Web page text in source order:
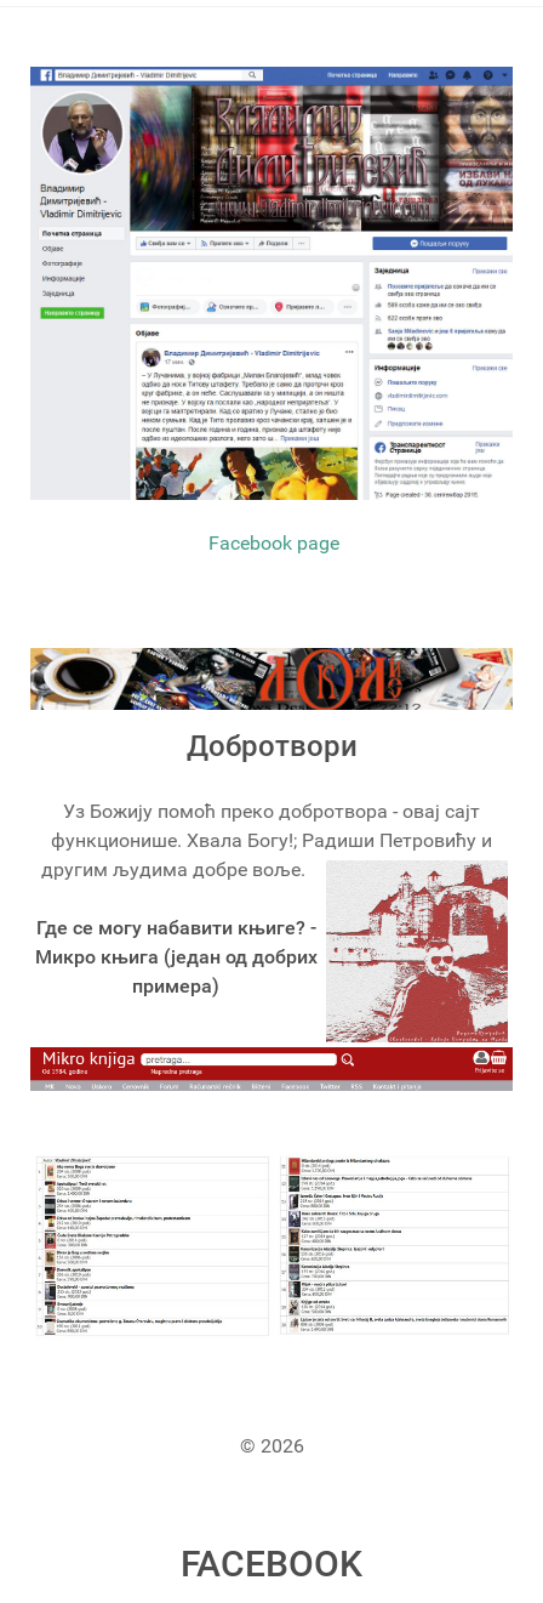
Facebook page
Добротвори
Уз Божију помоћ преко добротвора - овај сајт
функционише. Хвала Богу!; Радиши Петровићу и
другим људима добре воље.
Где се могу набавити књиге? -
Микро књига (један од добрих
примера)
© 2026
FACEBOOK